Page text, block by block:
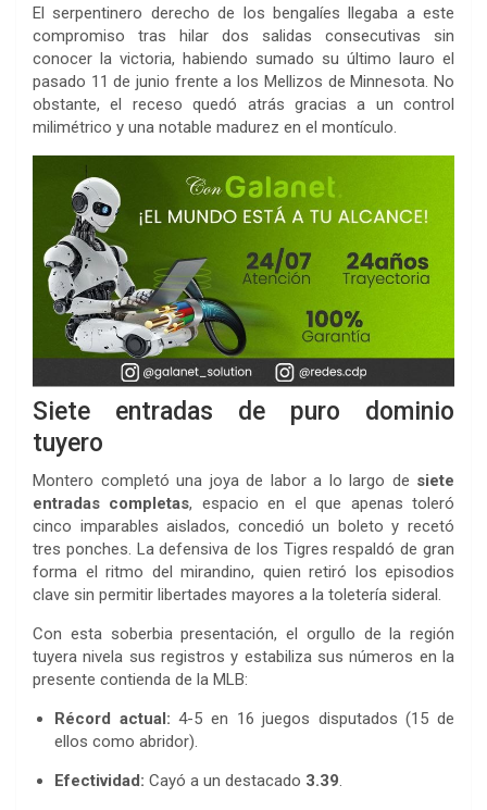
El serpentinero derecho de los bengalíes llegaba a este
compromiso tras hilar dos salidas consecutivas sin
conocer la victoria, habiendo sumado su último lauro el
pasado 11 de junio frente a los Mellizos de Minnesota. No
obstante, el receso quedó atrás gracias a un control
milimétrico y una notable madurez en el montículo.
Siete entradas de puro dominio
tuyero
Montero completó una joya de labor a lo largo de siete
entradas completas, espacio en el que apenas toleró
cinco imparables aislados, concedió un boleto y recetó
tres ponches. La defensiva de los Tigres respaldó de gran
forma el ritmo del mirandino, quien retiró los episodios
clave sin permitir libertades mayores a la toletería sideral.
Con esta soberbia presentación, el orgullo de la región
tuyera nivela sus registros y estabiliza sus números en la
presente contienda de la MLB:
Récord actual: 4-5 en 16 juegos disputados (15 de
ellos como abridor).
Efectividad: Cayó a un destacado 3.39.